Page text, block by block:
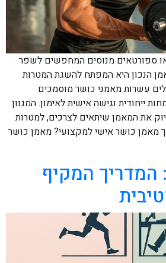
ספורטאים מנוסים המחפשים לשפר
הנכון היא המפתח להשגת המטרות
עשרות מאמני כושר מוסמכים
ייחודית וגישה אישית לאימון. המגוון
את המאמן שיתאים לצרכים, למטרות
מאמן כושר אישי למקצועי? מאמן כושר
המדריך המקיף